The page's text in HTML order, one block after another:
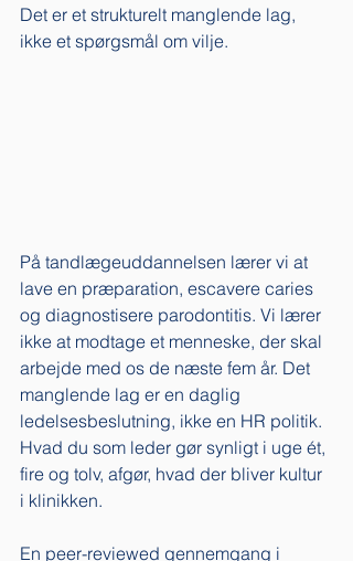
Det er et strukturelt manglende lag,
ikke et spørgsmål om vilje.
På tandlægeuddannelsen lærer vi at
lave en præparation, escavere caries
og diagnostisere parodontitis. Vi lærer
ikke at modtage et menneske, der skal
arbejde med os de næste fem år. Det
manglende lag er en daglig
ledelsesbeslutning, ikke en HR politik.
Hvad du som leder gør synligt i uge ét,
fire og tolv, afgør, hvad der bliver kultur
i klinikken.
En peer-reviewed gennemgang i